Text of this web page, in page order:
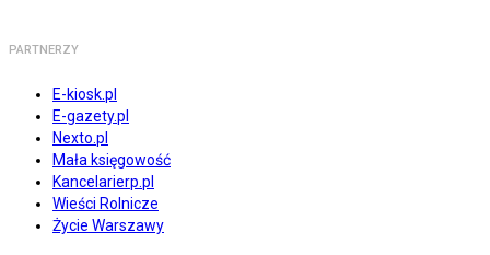
PARTNERZY
E-kiosk.pl
E-gazety.pl
Nexto.pl
Mała księgowość
Kancelarierp.pl
Wieści Rolnicze
Życie Warszawy